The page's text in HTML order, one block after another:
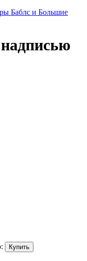
Баблс и Большие